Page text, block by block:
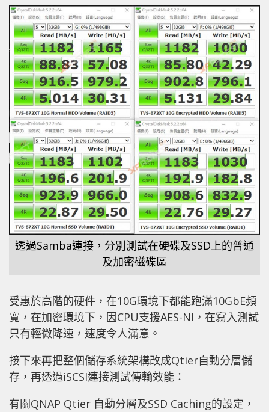
透過Samba連接，分別測試在硬碟及SSD上的普通
及加密磁碟區
受惠於高階的硬件，在10G環境下都能跑滿10GbE頻
寬，在加密環境下，因CPU支援AES-NI，在寫入測試
只有輕微降速，速度令人滿意。
接下來再把整個儲存系統架構改成Qtier自動分層儲
存，再透過iSCSI連接測試傳輸效能：
有關QNAP Qtier 自動分層及SSD Caching的設定，